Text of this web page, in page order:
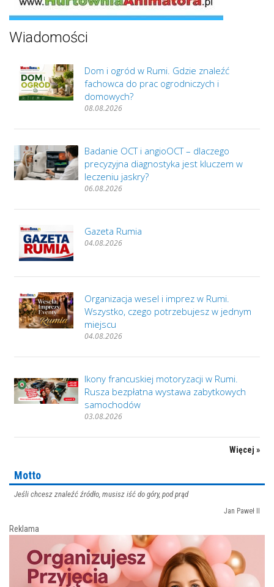
Wiadomości
Dom i ogród w Rumi. Gdzie znaleźć
fachowca do prac ogrodniczych i
domowych?
08.08.2026
Badanie OCT i angioOCT – dlaczego
precyzyjna diagnostyka jest kluczem w
leczeniu jaskry?
06.08.2026
Gazeta Rumia
04.08.2026
Organizacja wesel i imprez w Rumi.
Wszystko, czego potrzebujesz w jednym
miejscu
04.08.2026
Ikony francuskiej motoryzacji w Rumi.
Rusza bezpłatna wystawa zabytkowych
samochodów
03.08.2026
Więcej »
Motto
Jeśli chcesz znaleźć źródło, musisz iść do góry, pod prąd
Jan Paweł II
Reklama